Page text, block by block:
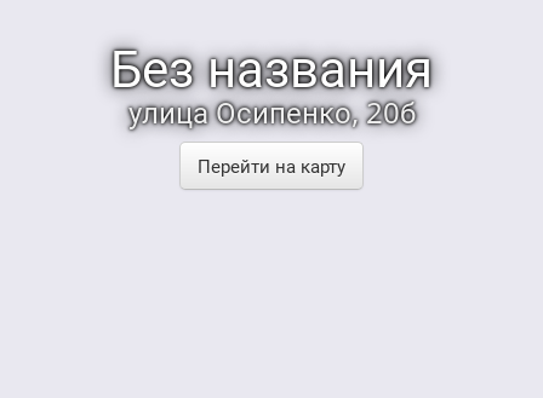
Без названия
улица Осипенко, 20б
Перейти на карту